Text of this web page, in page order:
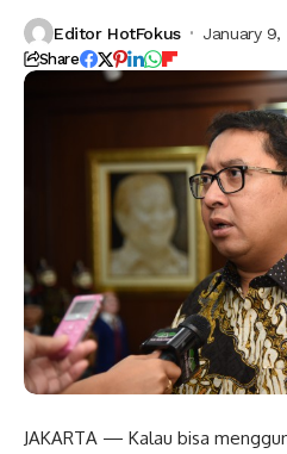
Editor HotFokus January 9,
Share
JAKARTA — Kalau bisa